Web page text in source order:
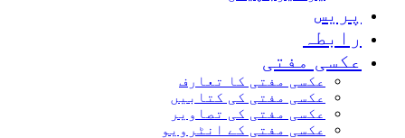
پریس
رابطہ
عکسی مفتی
عکسی مفتی کا تعارف
عکسی مفتی کی کتابیں
عکسی مفتی کی تصاویر
عکسی مفتی کے انٹرویو